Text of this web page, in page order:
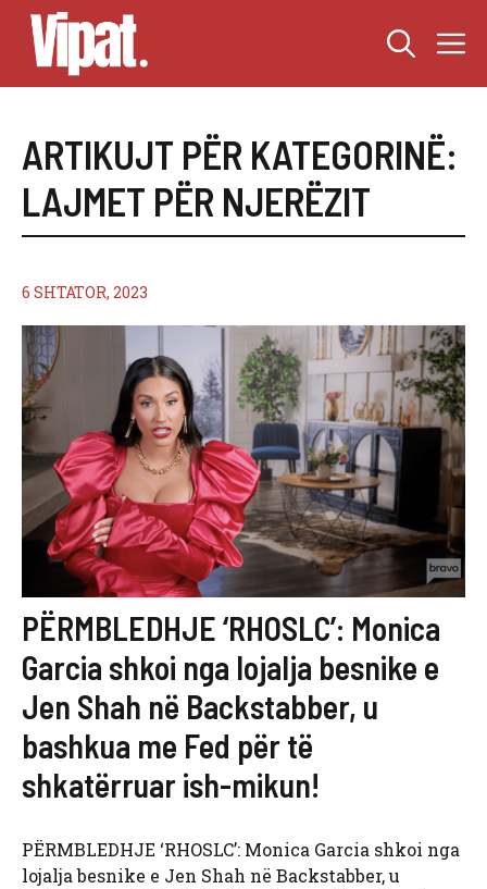
Skip
content
ARTIKUJT PËR KATEGORINË:
LAJMET PËR NJERËZIT
6 SHTATOR, 2023
PËRMBLEDHJE ‘RHOSLC’: Monica
Garcia shkoi nga lojalja besnike e
Jen Shah në Backstabber, u
bashkua me Fed për të
shkatërruar ish-mikun!
PËRMBLEDHJE ‘RHOSLC’: Monica Garcia shkoi nga
lojalja besnike e Jen Shah në Backstabber, u